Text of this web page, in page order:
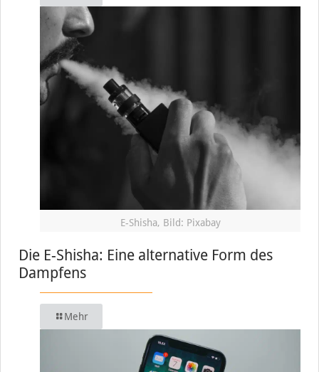
E-Shisha, Bild: Pixabay
Die E-Shisha: Eine alternative Form des
Dampfens
Mehr